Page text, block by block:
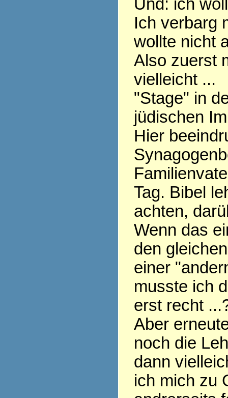
Und: ich
Ich verbarg
wollte nicht
Also zuerst
vielleicht ...
"Stage" in
jüdischen
Hier
Tag. Bibel
achten,
Wenn das
den
einer
musste ich
erst recht
Aber
noch die
dann
ich mich zu